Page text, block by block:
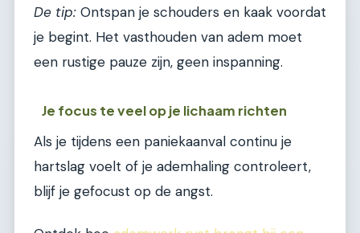
De tip: Ontspan je schouders en kaak voordat
je begint. Het vasthouden van adem moet
een rustige pauze zijn, geen inspanning.
Je focus te veel op je lichaam richten
Als je tijdens een paniekaanval continu je
hartslag voelt of je ademhaling controleert,
blijf je gefocust op de angst.